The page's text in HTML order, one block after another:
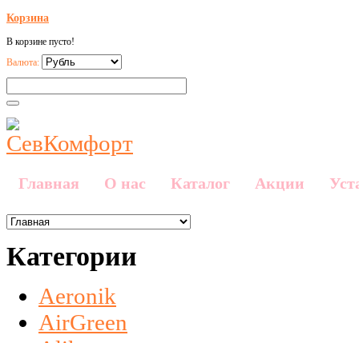
Корзина
В корзине пусто!
Валюта:
Главная О нас Каталог Акции
Категории
Aeronik
AirGreen